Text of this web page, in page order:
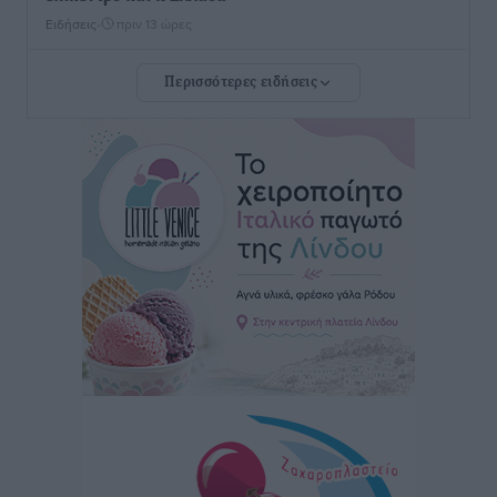
Ειδήσεις πριν 13 ώρες
Νέο ξενοδοχείο στη Ρόδο για την H Hotels –
στην Κω
Τοπικές Ειδήσεις • πριν 13 ώρες
Αυτοκίνητο μπήκε παράνομα σε μονόδρομο στο
Μαστιχάρι – Αναποδογύρισε όχημα με μητέρα και
5χρονο παιδί
Τοπικές Ειδήσεις• πριν 13 ώρες
“Η Ευρώπη αντιμετώπιζε το προσφυγικό σαν ταινία
τρόμου” – Η συγκλονιστική μαρτυρία της Χαρούλας
Γιασιράνη στον RV για τα γεγονότα που οδήγησαν στο
πριν 13 ώρες
Περισσότερες ειδήσεις